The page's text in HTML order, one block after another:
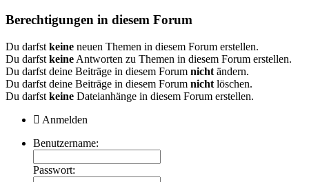
Berechtigungen in diesem Forum
Du darfst keine neuen Themen in diesem Forum erstellen.
Du darfst keine Antworten zu Themen in diesem Forum erstellen.
Du darfst deine Beiträge in diesem Forum nicht ändern.
Du darfst deine Beiträge in diesem Forum nicht löschen.
Du darfst keine Dateianhänge in diesem Forum erstellen.
Anmelden
Benutzername:
Passwort: